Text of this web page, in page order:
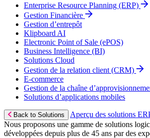
Enterprise Resource Planning (ERP)
Gestion Financière
Gestion d’entrepôt
Klipboard AI
Electronic Point of Sale (ePOS)
Business Intelligence (BI)
Solutions Cloud
Gestion de la relation client (CRM)
E‑commerce
Gestion de la chaîne
Solutions d’applications mobiles
Back to Solutions
Aperçu des solutions
Nous proposons une gamme de solutions
développées depuis plus de 45 ans par des